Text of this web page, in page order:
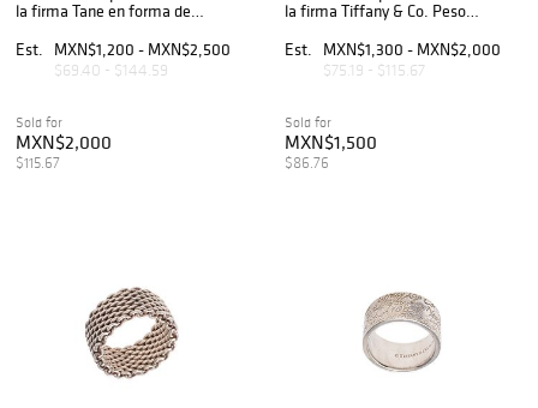
la firma Tane en forma de
Est.
MXN$1,200 - MXN$2,500
$69.40 - $144.59
Sold for
MXN$2,000
$115.67
la firma Tiffany & Co. Peso:
Est.
MXN$1,300 - MXN$2,000
$75.19 - $115.67
Sold for
MXN$1,500
$86.76